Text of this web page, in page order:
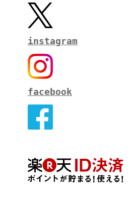
instagram
facebook